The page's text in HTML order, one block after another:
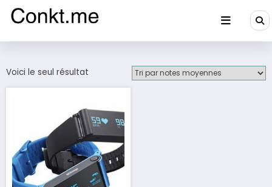
Conkt.me
Voici le seul résultat